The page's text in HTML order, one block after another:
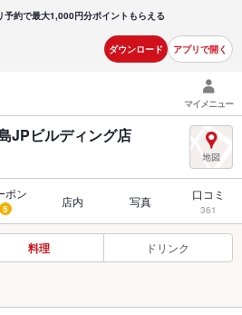
予約で最大1,000円分ポイントもらえる
ダウンロード アプリで開く
マイメニュー
JPビルディング店
ポン
5 店内 写真 口コミ
361
料理 ドリンク